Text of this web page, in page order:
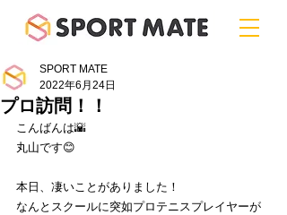
プロ訪問！！
SPORT MATE
2022年6月24日
こんばんは🌇
丸山です😊
本日、凄いことがありました！
なんとスクールに突如プロテニスプレイヤーが